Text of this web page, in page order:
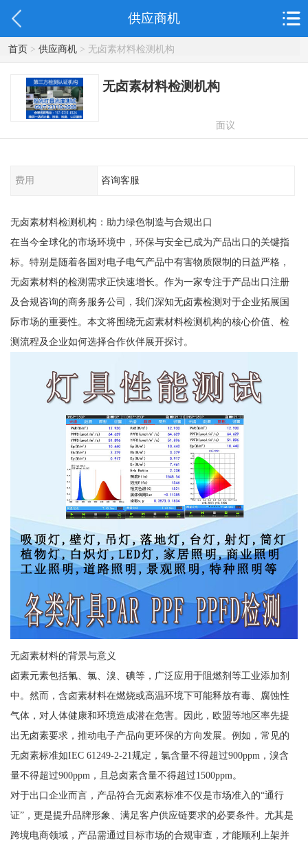
供应商机
首页> 供应商机> 无卤素材料检测机构
无卤素材料检测机构
面议
费用 咨询客服
无卤素材料检测机构：助力绿色制造与合规出口
在当今全球化的市场环境中，环保与安全已成为产品出口的关键指
标。特别是随着各国对电子电气产品中有害物质限制的日益严格，
无卤素材料的检测需求正快速增长。作为一家专注于产品出口注册
及合规咨询的商务服务公司，我们深知无卤素检测对于企业拓展国
际市场的重要性。本文将围绕无卤素材料检测机构的核心价值、检
测流程及企业如何选择合作伙伴展开探讨。
无卤素材料的背景与意义
卤素元素包括氟、氯、溴、碘等，广泛应用于阻燃剂等工业添加剂
中。然而，含卤素材料在燃烧或高温环境下可能释放有毒、腐蚀性
气体，对人体健康和环境造成潜在危害。因此，欧盟等地区率先提
出无卤素要求，推动电子产品向更环保的方向发展。例如，常见的
无卤素标准如IEC 61249-2-21规定，氯含量不得超过900ppm，溴含
量不得超过900ppm，且总卤素含量不得超过1500ppm。
对于出口企业而言，产品符合无卤素标准不仅是市场准入的“通行
证”，更是提升品牌形象、满足客户供应链要求的必要条件。尤其是
跨境电商领域，产品需通过目标市场的合规审查，才能顺利上架并